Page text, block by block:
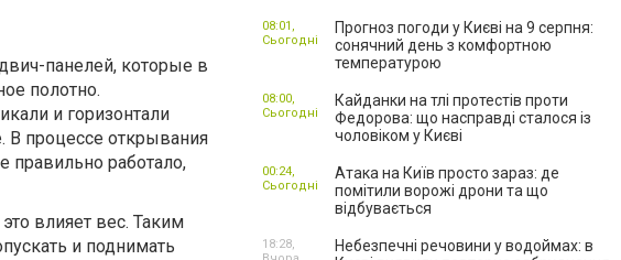
панелей, которые в
полотно.
и горизонтали
В процессе открывания
правильно работало,
влияет вес. Таким
и поднимать
Прогноз погоди у Києві на 9 серпня:
сонячний день з комфортною
температурою
08:01,
Сьогодні
Кайданки на тлі протестів проти
Федорова: що насправді сталося із
чоловіком у Києві
08:00,
Сьогодні
Атака на Київ просто зараз: де
помітили ворожі дрони та що
відбувається
00:24,
Сьогодні
Небезпечні речовини у водоймах: в
18:28,